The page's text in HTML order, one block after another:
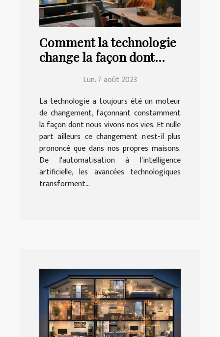
Comment la technologie
change la façon dont
Lun. 7 août 2023
La technologie a toujours été un moteur
de changement, façonnant constamment
la façon dont nous vivons nos vies. Et nulle
part ailleurs ce changement n'est-il plus
prononcé que dans nos propres maisons.
De l'automatisation à l'intelligence
artificielle, les avancées technologiques
transforment...